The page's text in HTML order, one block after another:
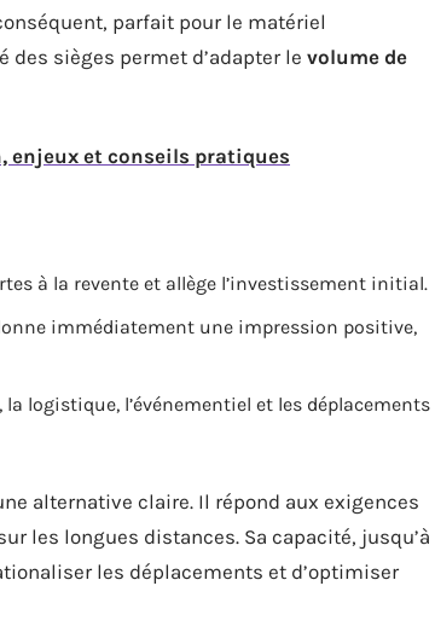
parfait pour le matériel
sièges permet d’adapter le volume de
et conseils pratiques
à la revente et allège l’investissement initial.
immédiatement une impression positive,
logistique, l’événementiel et les déplacements
alternative claire. Il répond aux exigences
les longues distances. Sa capacité, jusqu’à
les déplacements et d’optimiser